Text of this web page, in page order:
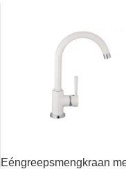
Eéngreepsmengkraan